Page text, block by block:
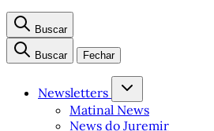
Buscar
Buscar Fechar
Newsletters
Matinal News
News do Juremir